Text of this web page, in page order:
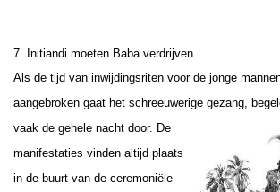
7 . Initiandi moeten Baba verdrijven
Als de tijd van inwijdingsriten voor de jonge
aangebroken gaat het schreeuwerige gezang,
vaak de gehele nacht door. De
manifestaties vinden altijd plaats
in de buurt van de ceremoniële